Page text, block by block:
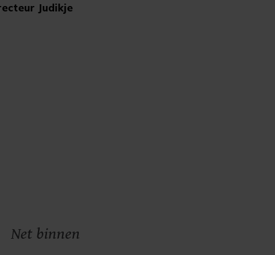
Judikje
Net binnen